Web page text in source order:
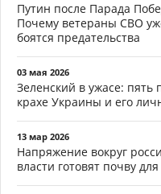
Путин после Парада
Почему ветераны СВО
боятся предательства
03 мая 2026
Зеленский в ужасе: пять
крахе Украины и его
13 мар 2026
Напряжение вокруг
власти готовят почву